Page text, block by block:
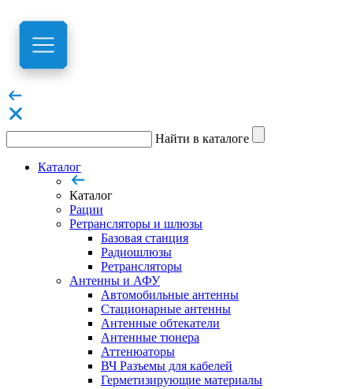
Найти в каталоге
Каталог
Каталог
Рации
Ретрансляторы и шлюзы
Базовая станция
Радиошлюзы
Ретрансляторы
Антенны и АФУ
Автомобильные антенны
Стационарные антенны
Антенные обтекатели
Антенные тюнера
Аттенюаторы
ВЧ Разъемы для кабелей
Герметизирующие материалы